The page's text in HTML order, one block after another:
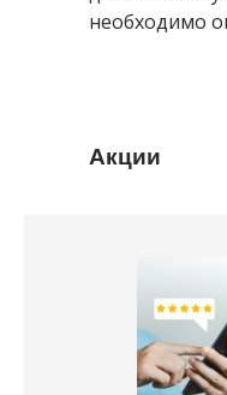
необходимо
Акции